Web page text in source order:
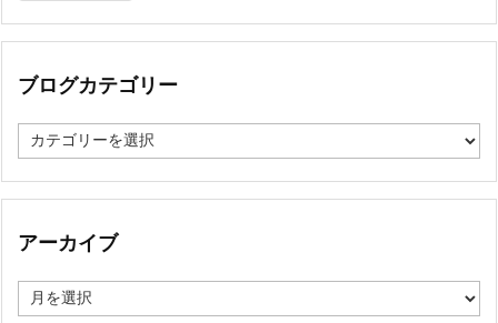
ブログカテゴリー
ロ
カ
ゴ
ー
アーカイブ
ー